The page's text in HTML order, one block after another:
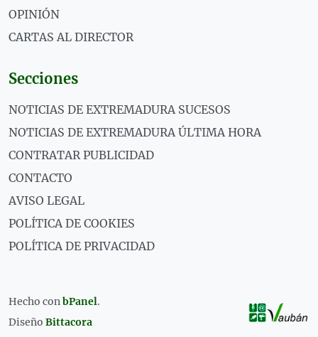
OPINIÓN
CARTAS AL DIRECTOR
Secciones
NOTICIAS DE EXTREMADURA SUCESOS
NOTICIAS DE EXTREMADURA ÚLTIMA HORA
CONTRATAR PUBLICIDAD
CONTACTO
AVISO LEGAL
POLÍTICA DE COOKIES
POLÍTICA DE PRIVACIDAD
Hecho conbPanel.
Diseño Bittacora